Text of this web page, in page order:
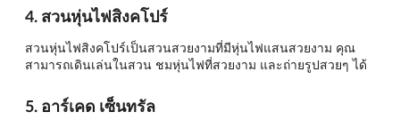
4. สวนหุ่นไฟสิงคโปร์
สวนหุ่นไฟสิงคโปร์เป็นสวนสวยงามที่มีหุ่นไฟแสนสวยงาม คุณ
สามารถเดินเล่นในสวน ชมหุ่นไฟที่สวยงาม และถ่ายรูปสวยๆ ได้
5. อาร์เคด เซ็นทรัล